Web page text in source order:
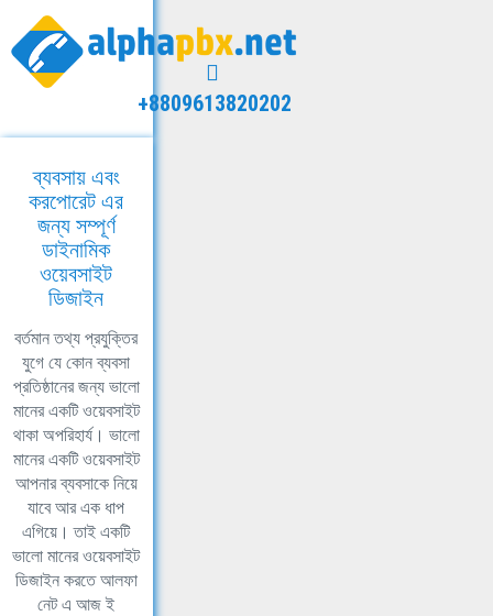
+8809613820202
ব্যবসায় এবং
করপোরেট এর
জন্য সম্পূর্ণ
ডাইনামিক
ওয়েবসাইট
ডিজাইন
বর্তমান তথ্য প্রযুক্তির
যুগে যে কোন ব্যবসা
প্রতিষ্ঠানের জন্য ভালো
মানের একটি ওয়েবসাইট
থাকা অপরিহার্য। ভালো
মানের একটি ওয়েবসাইট
আপনার ব্যবসাকে নিয়ে
যাবে আর এক ধাপ
এগিয়ে। তাই একটি
ভালো মানের ওয়েবসাইট
ডিজাইন করতে আলফা
নেট এ আজ ই